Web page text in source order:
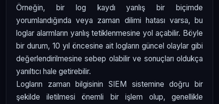
Örneğin, bir log kaydı yanlış bir biçimde
yorumlandığında veya zaman dilimi hatası varsa, bu
loglar alarmların yanlış tetiklenmesine yol açabilir. Böyle
bir durum, 10 yıl öncesine ait logların güncel olaylar gibi
değerlendirilmesine sebep olabilir ve sonuçları oldukça
yanıltıcı hale getirebilir.
Logların zaman bilgisinin SIEM sistemine doğru bir
şekilde iletilmesi önemli bir işlem olup, genellikle